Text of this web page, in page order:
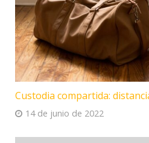
Custodia compartida:
14 de junio de 2022